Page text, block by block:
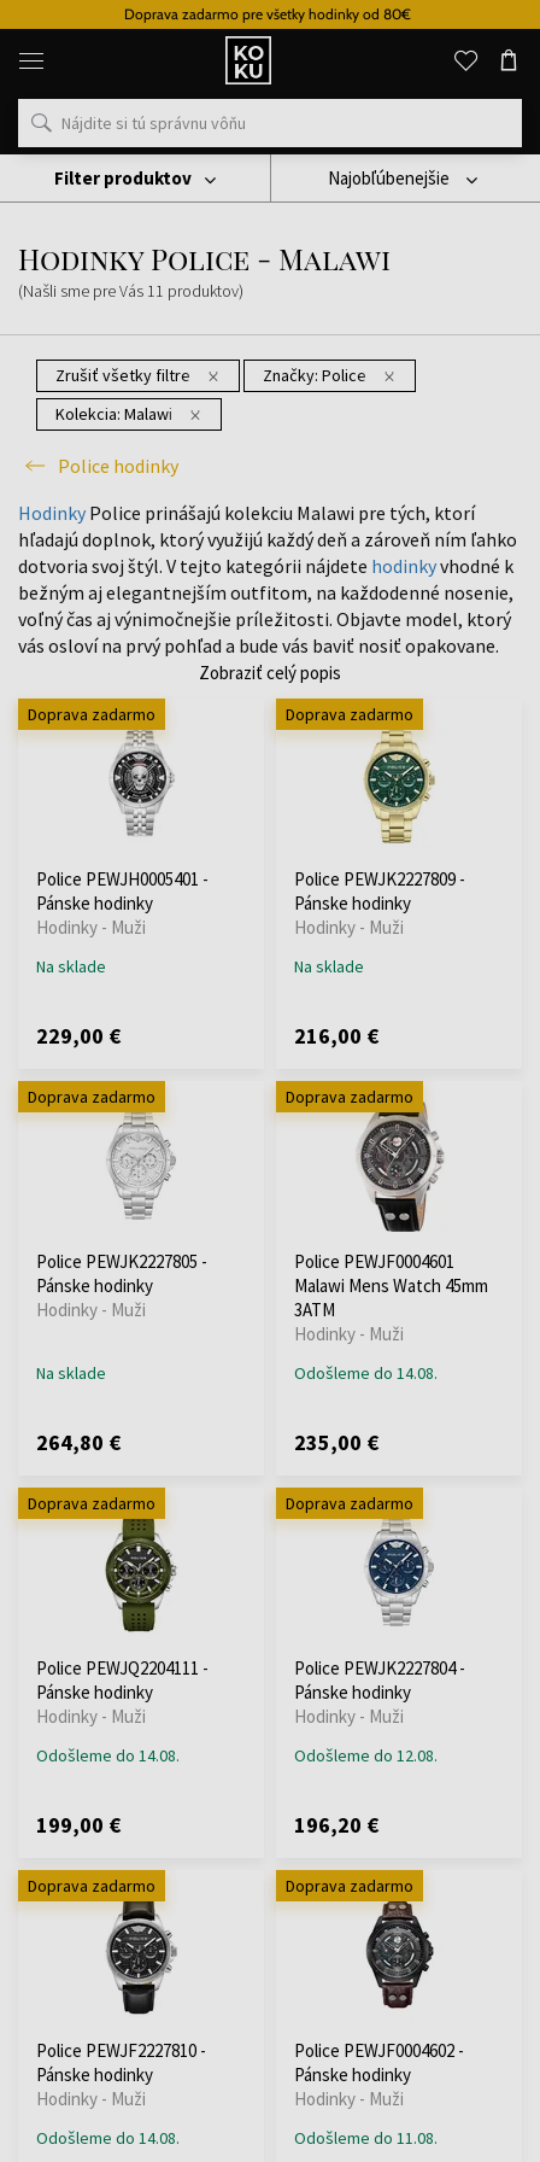
Doprava zadarmo pre všetky hodinky od 80€
Originálne
parfémy
hodinky
na
mieste
Hodinky
Police Hodinky Hodinky Police - Malawi
Hodinky Police - Malawi
(Našli sme pre Vás 11 produktov)
Najobľúbenejšie
Zrušiť všetky filtre Značky: Police
Kolekcia: Malawi
Police hodinky
Filter produktov
Hodinky Police prinášajú kolekciu Malawi pre tých, ktorí
hľadajú doplnok, ktorý využijú každý deň a zároveň ním ľahko
dotvoria svoj štýl. V tejto kategórii nájdete hodinkyvhodné k
bežným aj elegantnejším outfitom, na každodenné nosenie,
voľný čas aj výnimočnejšie príležitosti. Objavte model, ktorý
vás osloví na prvý pohľad a bude vás baviť nosiť opakovane.
Zobraziť celý popis
Doprava zadarmo
Police PEWJH0005401 -
Pánske hodinky
Hodinky - Muži
Na sklade
229,00 €
Doprava zadarmo
Police PEWJK2227809 -
Pánske hodinky
Hodinky - Muži
Na sklade
216,00 €
Doprava zadarmo
Police PEWJK2227805 -
Pánske hodinky
Hodinky - Muži
Na sklade
264,80 €
Doprava zadarmo
Police PEWJF0004601
Malawi Mens Watch 45mm
3ATM
Hodinky - Muži
Odošleme do 14.08.
235,00 €
Doprava zadarmo
Police PEWJQ2204111 -
Pánske hodinky
Hodinky - Muži
Odošleme do 14.08.
199,00 €
Doprava zadarmo
Police PEWJK2227804 -
Pánske hodinky
Hodinky - Muži
Odošleme do 12.08.
196,20 €
Doprava zadarmo
Police PEWJF2227810 -
Pánske hodinky
Hodinky - Muži
Odošleme do 14.08.
Doprava zadarmo
Police PEWJF0004602 -
Pánske hodinky
Hodinky - Muži
Odošleme do 11.08.